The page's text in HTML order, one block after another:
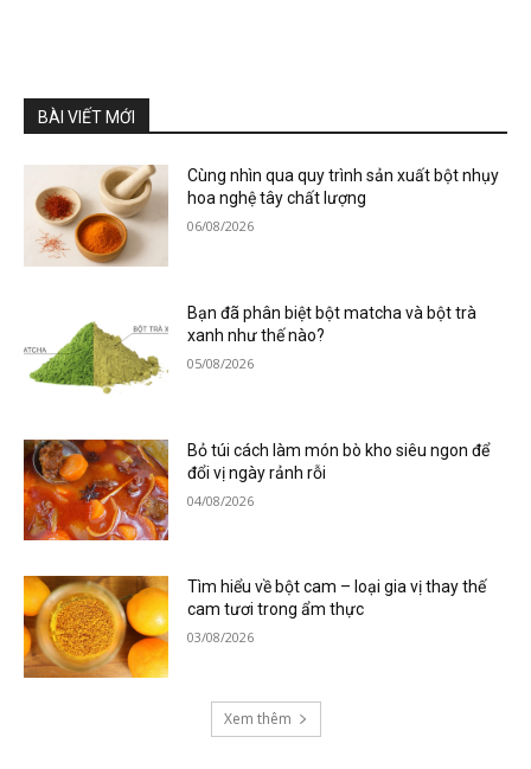
BÀI VIẾT MỚI
Cùng nhìn qua quy trình sản xuất bột nhụy
hoa nghệ tây chất lượng
06/08/2026
Bạn đã phân biệt bột matcha và bột trà
xanh như thế nào?
05/08/2026
Bỏ túi cách làm món bò kho siêu ngon để
đổi vị ngày rảnh rỗi
04/08/2026
Tìm hiểu về bột cam – loại gia vị thay thế
cam tươi trong ẩm thực
03/08/2026
Xem thêm